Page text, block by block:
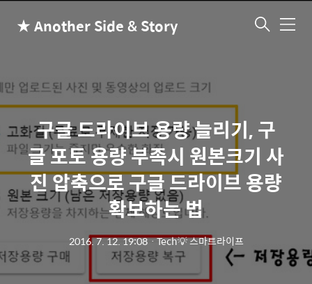
★ Another Side & Story 메
구글 드라이브 용량 늘리기, 구
글 포토 용량 부족시 원본크기 사
진 압축으로 구글 드라이브 용량
확보하는 법
2016. 7. 12. 19:08ㆍTech💡 스마트라이프